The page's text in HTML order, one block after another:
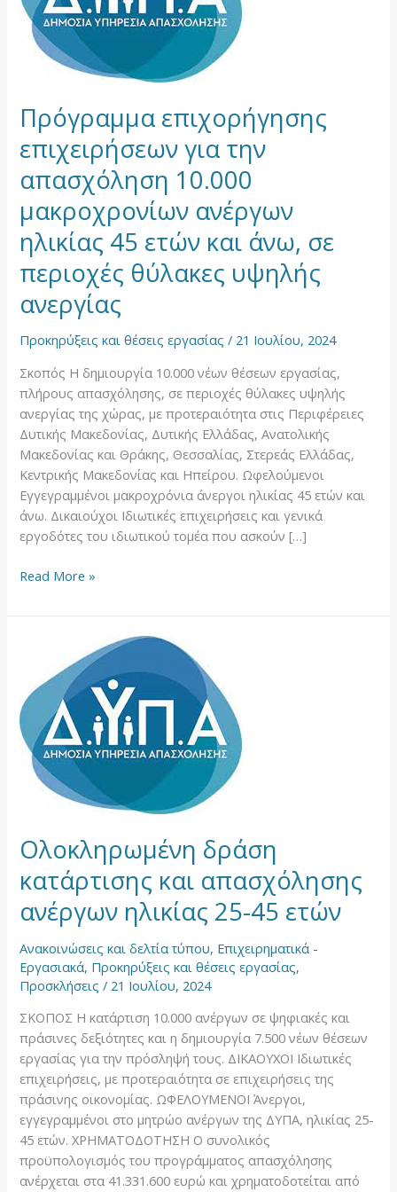
Πρόγραμμα επιχορήγησης
επιχειρήσεων για την
απασχόληση 10.000
μακροχρονίων ανέργων
ηλικίας 45 ετών και άνω, σε
περιοχές θύλακες υψηλής
ανεργίας
Προκηρύξεις και θέσεις εργασίας / 21 Ιουλίου, 2024
Σκοπός Η δημιουργία 10.000 νέων θέσεων εργασίας,
πλήρους απασχόλησης, σε περιοχές θύλακες υψηλής
ανεργίας της χώρας, με προτεραιότητα στις Περιφέρειες
Δυτικής Μακεδονίας, Δυτικής Ελλάδας, Ανατολικής
Μακεδονίας και Θράκης, Θεσσαλίας, Στερεάς Ελλάδας,
Κεντρικής Μακεδονίας και Ηπείρου. Ωφελούμενοι
Εγγεγραμμένοι μακροχρόνια άνεργοι ηλικίας 45 ετών και
άνω. Δικαιούχοι Ιδιωτικές επιχειρήσεις και γενικά
εργοδότες του ιδιωτικού τομέα που ασκούν […]
απασχόληση
10.000
μακροχρονίων
45
ετών
και
άνω,
περιοχές
θύλακες
υψηλής
ανεργίας
Read More »
Ολοκληρωμένη δράση
κατάρτισης και απασχόλησης
ανέργων ηλικίας 25-45 ετών
Ανακοινώσεις και δελτία τύπου, Επιχειρηματικά -
Εργασιακά, Προκηρύξεις και θέσεις εργασίας,
Προσκλήσεις / 21 Ιουλίου, 2024
ΣΚΟΠΟΣ Η κατάρτιση 10.000 ανέργων σε ψηφιακές και
πράσινες δεξιότητες και η δημιουργία 7.500 νέων θέσεων
εργασίας για την πρόσληψή τους. ΔΙΚΑΟΥΧΟΙ Ιδιωτικές
επιχειρήσεις, με προτεραιότητα σε επιχειρήσεις της
πράσινης οικονομίας. ΩΦΕΛΟΥΜΕΝΟΙ Άνεργοι,
εγγεγραμμένοι στο μητρώο ανέργων της ΔΥΠΑ, ηλικίας 25-
45 ετών. ΧΡΗΜΑΤΟΔΟΤΗΣΗ Ο συνολικός
προϋπολογισμός του προγράμματος απασχόλησης
ανέρχεται στα 41.331.600 ευρώ και χρηματοδοτείται από
Ολοκληρωμένη
κατάρτισης
και
απασχόλησης
ανέργων
ηλικίας